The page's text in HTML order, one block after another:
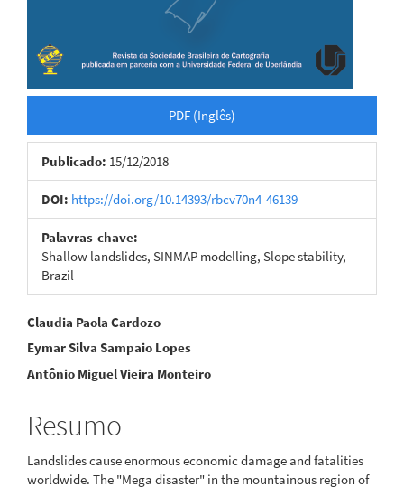
PDF (Inglês)
Publicado: 15/12/2018
DOI: https://doi.org/10.14393/rbcv70n4-46139
Palavras-chave:
Shallow landslides, SINMAP modelling, Slope stability,
Brazil
Conteúdo
do
artigo
principal
Claudia Paola Cardozo
Eymar Silva Sampaio Lopes
Antônio Miguel Vieira Monteiro
Resumo
Landslides cause enormous economic damage and fatalities
worldwide. The "Mega disaster" in the mountainous region of